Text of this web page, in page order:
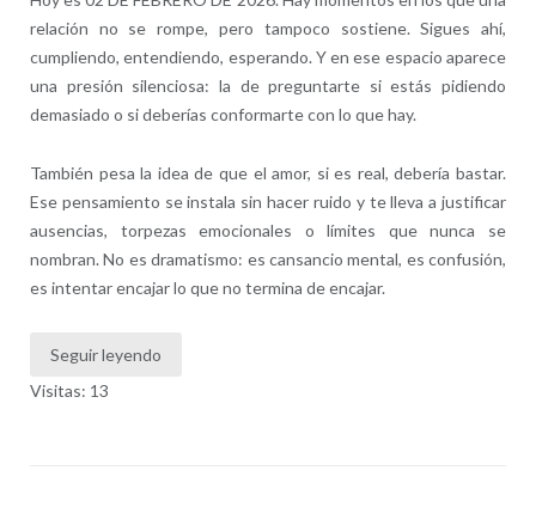
relación no se rompe, pero tampoco sostiene. Sigues ahí,
cumpliendo, entendiendo, esperando. Y en ese espacio aparece
una presión silenciosa: la de preguntarte si estás pidiendo
demasiado o si deberías conformarte con lo que hay.
También pesa la idea de que el amor, si es real, debería bastar.
Ese pensamiento se instala sin hacer ruido y te lleva a justificar
ausencias, torpezas emocionales o límites que nunca se
nombran. No es dramatismo: es cansancio mental, es confusión,
es intentar encajar lo que no termina de encajar.
Seguir leyendo
Visitas: 13